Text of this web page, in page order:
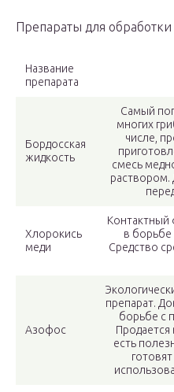
Препараты для
Название
препарата
Бордосская
жидкость
Самый
многих
числе,
смесь
раствором.
Хлорокись
меди
Контактный
в
Средство
Азофос
препарат.
борьбе с
Продается
есть